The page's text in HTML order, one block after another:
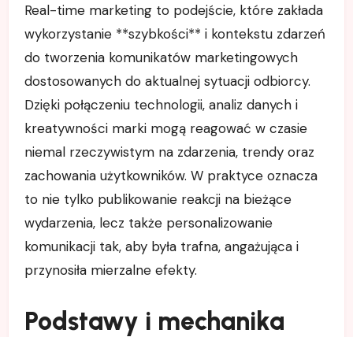
Real-time marketing to podejście, które zakłada
wykorzystanie **szybkości** i kontekstu zdarzeń
do tworzenia komunikatów marketingowych
dostosowanych do aktualnej sytuacji odbiorcy.
Dzięki połączeniu technologii, analiz danych i
kreatywności marki mogą reagować w czasie
niemal rzeczywistym na zdarzenia, trendy oraz
zachowania użytkowników. W praktyce oznacza
to nie tylko publikowanie reakcji na bieżące
wydarzenia, lecz także personalizowanie
komunikacji tak, aby była trafna, angażująca i
przynosiła mierzalne efekty.
Podstawy i mechanika